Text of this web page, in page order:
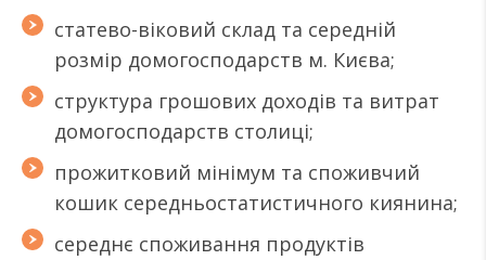
статево-віковий склад та середній
розмір домогосподарств м. Києва;
структура грошових доходів та витрат
домогосподарств столиці;
прожитковий мінімум та споживчий
кошик середньостатистичного киянина;
середнє споживання продуктів